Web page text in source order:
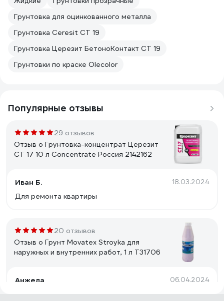
Грунтовка для оцинкованного металла
Грунтовка Ceresit CT 19
Грунтовка Церезит БетоноКонтакт CT 19
Грунтовки по краске Olecolor
Популярные отзывы
29 отзывов
Отзыв о Грунтовка-концентрат Церезит
CT 17 10 л Concentrate Россия 2142162
Иван Б. 18.03.2024
Для ремонта квартиры
20 отзывов
Отзыв о Грунт Movatex Stroyka для
наружных и внутренних работ, 1 л Т31706
Анжела 06.04.2024
Отлично создает поверхность под покраску